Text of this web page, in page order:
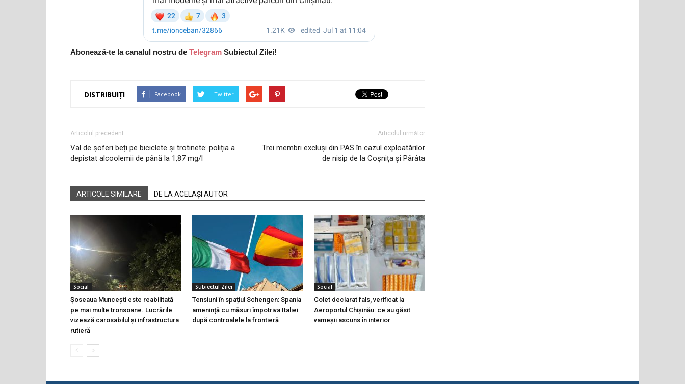
Abonează-te la canalul nostru de Telegram Subiectul Zilei!
DISTRIBUIȚI Facebook Twitter
Articolul precedent
Val de șoferi beți pe biciclete și trotinete: poliția a
depistat alcoolemii de până la 1,87 mg/l
Articolul următor
Trei membri excluși din PAS în cazul exploatărilor
de nisip de la Coșnița și Pârâta
ARTICOLE SIMILARE DE LA ACELAȘI AUTOR
Social
Șoseaua Muncești este reabilitată
pe mai multe tronsoane. Lucrările
vizează carosabilul și infrastructura
rutieră
Subiectul Zilei
Tensiuni în spațiul Schengen: Spania
amenință cu măsuri împotriva Italiei
după controalele la frontieră
Social
Colet declarat fals, verificat la
Aeroportul Chișinău: ce au găsit
vameșii ascuns în interior